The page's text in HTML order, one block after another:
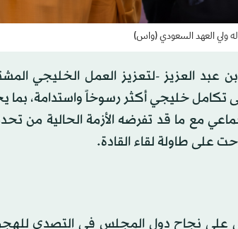
ولي العهد السعودي (واس)
عبد العزيز -لتعزيز العمل الخليجي
إلى تكامل خليجي أكثر رسوخاً واستدامة،
مع ما قد تفرضه الأزمة الحالية من
على طاولة لقاء القادة.
نجاح دول المجلس في التصدي للهجمات